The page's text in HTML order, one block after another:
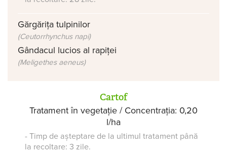
Gărgărița tulpinilor
(Ceutorrhynchus napi)
Gândacul lucios al rapiței
(Meligethes aeneus)
Cartof
Tratament în vegetație / Concentrația: 0,20
l/ha
- Timp de așteptare de la ultimul tratament până
la recoltare: 3 zile.